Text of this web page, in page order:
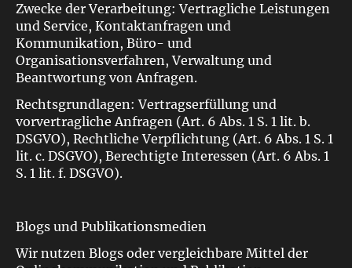
Zwecke der Verarbeitung: Vertragliche Leistungen
und Service, Kontaktanfragen und
Kommunikation, Büro- und
Organisationsverfahren, Verwaltung und
Beantwortung von Anfragen.
Rechtsgrundlagen: Vertragserfüllung und
vorvertragliche Anfragen (Art. 6 Abs. 1 S. 1 lit. b.
DSGVO), Rechtliche Verpflichtung (Art. 6 Abs. 1 S. 1
lit. c. DSGVO), Berechtigte Interessen (Art. 6 Abs. 1
S. 1 lit. f. DSGVO).
Blogs und Publikationsmedien
Wir nutzen Blogs oder vergleichbare Mittel der